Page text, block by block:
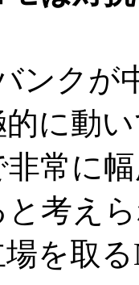
ンクが
に動
常に
考え
を取